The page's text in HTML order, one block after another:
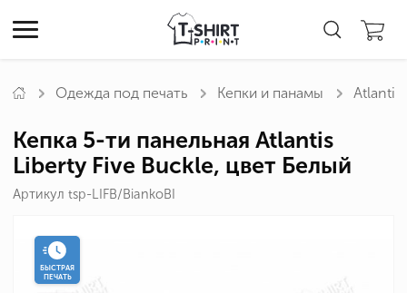
Одежда под печать Кепки и панамы Atlantis
Кепка 5-ти панельная Atlantis
Liberty Five Buckle, цвет Белый
Артикул tsp-LIFB/BiankoBI
БЫСТРАЯ
ПЕЧАТЬ